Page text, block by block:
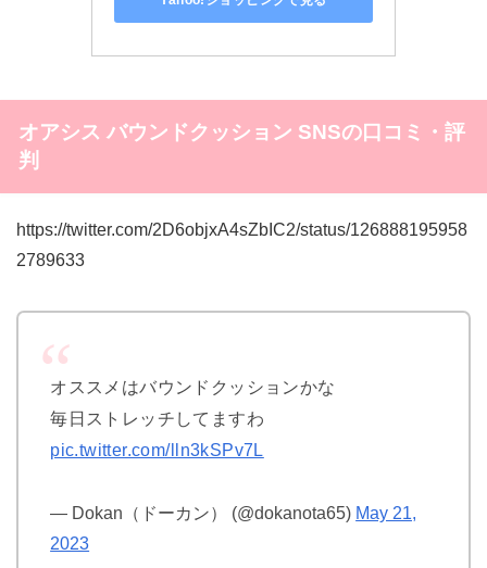
オアシス バウンドクッション SNSの口コミ・評
判
https://twitter.com/2D6objxA4sZbIC2/status/126888195958
2789633
オススメはバウンドクッションかな
毎日ストレッチしてますわ
pic.twitter.com/lln3kSPv7L
— Dokan（ドーカン） (@dokanota65) May 21,
2023